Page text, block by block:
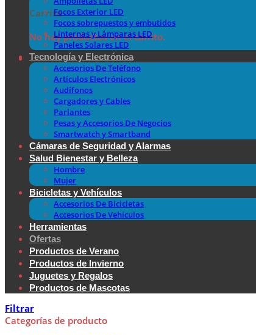
Carrito
No hay productos en el carrito.
Focos Exterior LED
Focos sobrepuestos y embutidos
Linternas y Lámparas LED
Paneles Solares LED
Tecnología y Electrónica
Accesorios De Teléfono
Artículos Electrónicos
Audífonos
Cargadores y Cables
Parlantes
Pesas y Accesorios De Negocios
Smartwatch y Smartband
Cámaras de Seguridad y Alarmas
Salud Bienestar y Belleza
Hombre
Mujer
Bicicletas y Vehículos
Accesorios De Bicicletas
Accesorios De Vehículos
Herramientas
Ofertas
Productos de Verano
Productos de Invierno
Juguetes y Regalos
Productos de Mascotas
Filtrar
Categorías de producto